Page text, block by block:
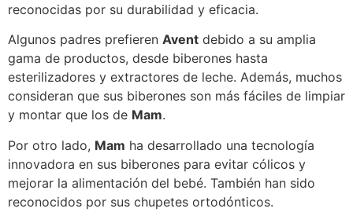
reconocidas por su durabilidad y eficacia.
Algunos padres prefieren Avent debido a su amplia
gama de productos, desde biberones hasta
esterilizadores y extractores de leche. Además, muchos
consideran que sus biberones son más fáciles de limpiar
y montar que los de Mam.
Por otro lado, Mam ha desarrollado una tecnología
innovadora en sus biberones para evitar cólicos y
mejorar la alimentación del bebé. También han sido
reconocidos por sus chupetes ortodónticos.